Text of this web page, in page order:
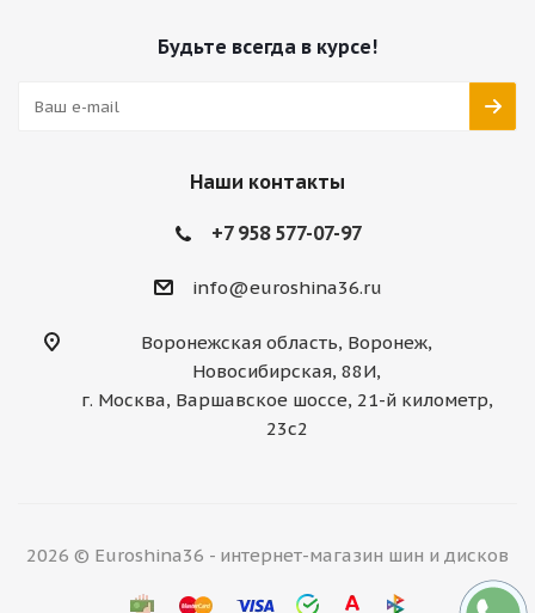
Будьте всегда в курсе!
Наши контакты
+7 958 577-07-97
info@euroshina36.ru
Воронежская область, Воронеж,
Новосибирская, 88И,
г. Москва, Варшавское шоссе, 21-й километр,
23с2
2026 © Euroshina36 - интернет-магазин шин и дисков